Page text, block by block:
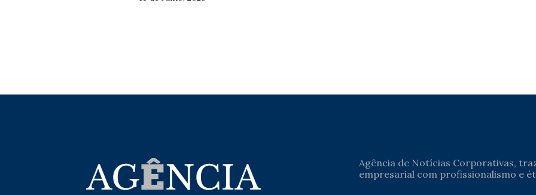
Agência de Notícias Corporativas,
empresarial com profissionalismo e